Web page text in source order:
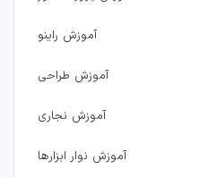
آموزش راینو
آموزش طراحی
آموزش نجاری
آموزش نوار ابزارها